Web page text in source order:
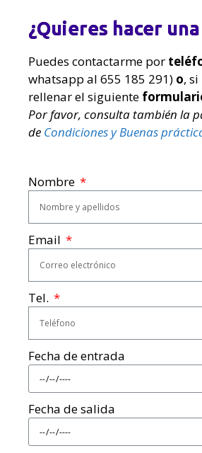
¿Quieres hacer
Puedes contactarme por
whatsapp al 655 185 291) o,
rellenar el siguiente
Por favor, consulta también la
de Condiciones y Buenas
Nombre
Email
Tel.
Fecha de entrada
Fecha de salida